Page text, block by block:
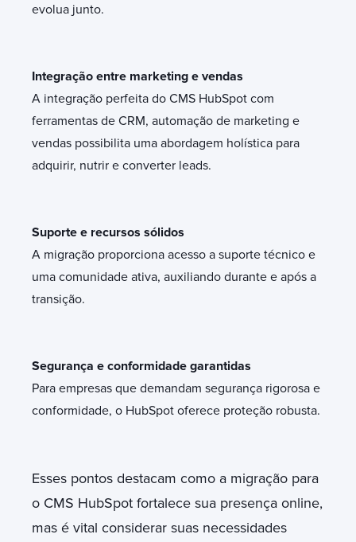
evolua junto.
Integração entre marketing e vendas
A integração perfeita do CMS HubSpot com
ferramentas de CRM, automação de marketing e
vendas possibilita uma abordagem holística para
adquirir, nutrir e converter leads.
Suporte e recursos sólidos
A migração proporciona acesso a suporte técnico e
uma comunidade ativa, auxiliando durante e após a
transição.
Segurança e conformidade garantidas
Para empresas que demandam segurança rigorosa e
conformidade, o HubSpot oferece proteção robusta.
Esses pontos destacam como a migração para
o CMS HubSpot fortalece sua presença online,
mas é vital considerar suas necessidades